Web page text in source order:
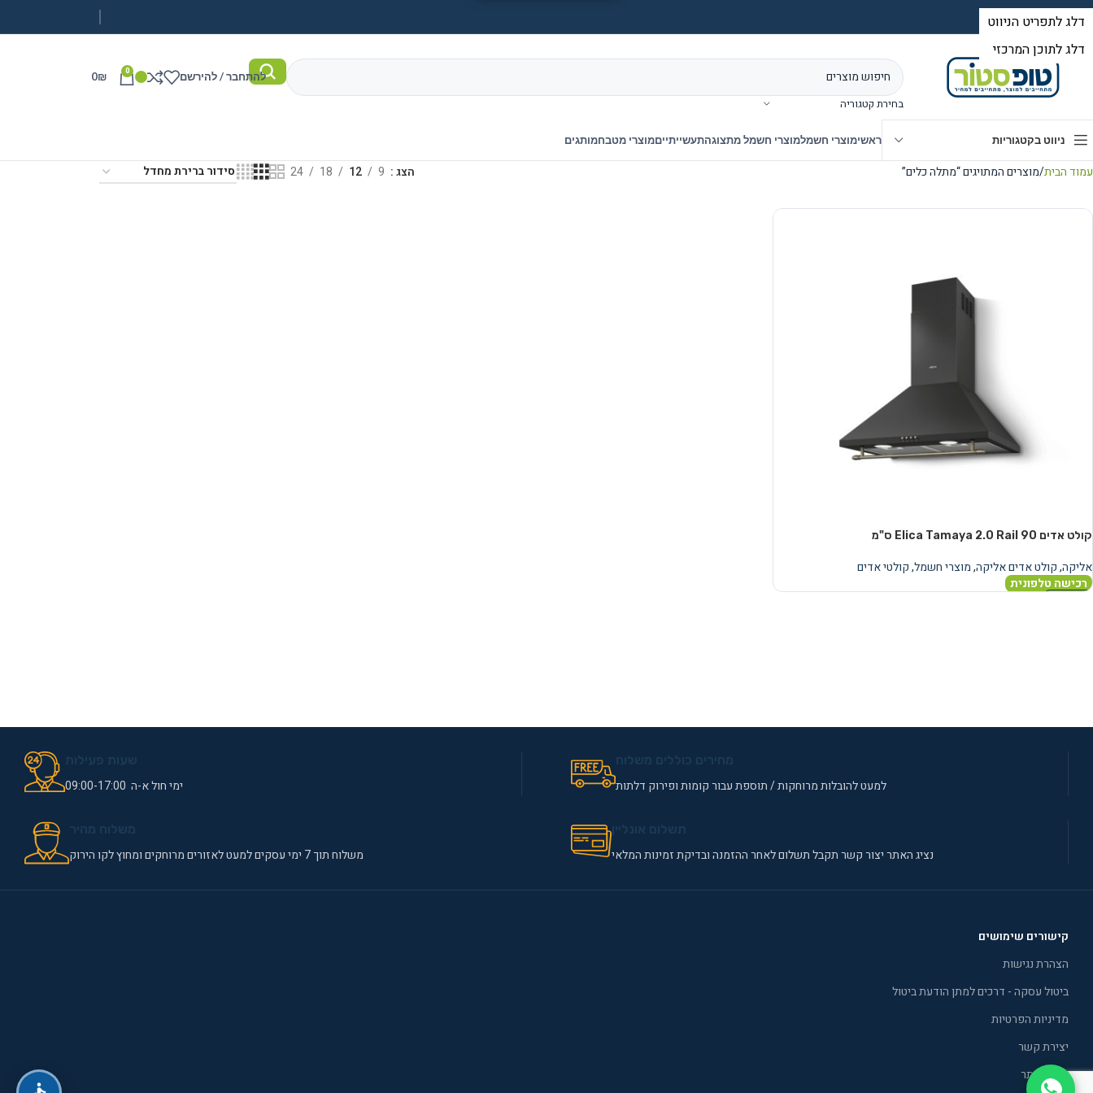
בחירת קטגוריה
להתחבר / להירשם 0
0₪
ניווט בקטגוריות ראשימוצרי חשמלמוצרי חשמל מתצוגהתעשייתייםמוצרי מטבחמותגים
עמוד הבית מוצרים המתויגים “מתלה כלים” הצג 9
12
18
24
קולט אדים Elica Tamaya 2.0 Rail 90 ס"מ
אליקה,קולט אדים אליקה,מוצרי חשמל,קולטי אדים
רכישה טלפונית
למעט להובלות מרוחקות / תוספת עבור קומות ופירוק דלתות ימי חול א-ה 09:00-17:00
נציג האתר יצור קשר תקבל תשלום לאחר ההזמנה ובדיקת זמינות המלאי משלוח תוך 7 ימי עסקים למעט לאזורים מרוחקים ומחוץ לקו הירוק
קישורים שימושים
הצהרת נגישות
ביטול עסקה - דרכים למתן הודעת ביטול
מדיניות הפרטיות
יצירת קשר
תקנון אתר